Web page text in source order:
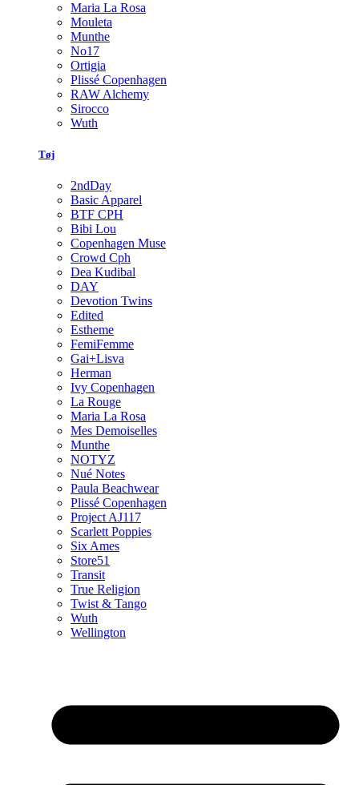
Maria La Rosa
Mouleta
Munthe
No17
Ortigia
Plissé Copenhagen
RAW Alchemy
Sirocco
Wuth
Tøj
2ndDay
Basic Apparel
BTF CPH
Bibi Lou
Copenhagen Muse
Crowd Cph
Dea Kudibal
DAY
Devotion Twins
Edited
Estheme
FemiFemme
Gai+Lisva
Herman
Ivy Copenhagen
La Rouge
Maria La Rosa
Mes Demoiselles
Munthe
NOTYZ
Nué Notes
Paula Beachwear
Plissé Copenhagen
Project AJ117
Scarlett Poppies
Six Ames
Store51
Transit
True Religion
Twist & Tango
Wuth
Wellington